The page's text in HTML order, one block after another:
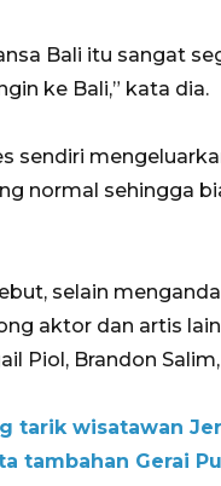
Bali itu sangat
ke Bali,” kata dia.
sendiri
normal sehingga
selain
aktor dan artis
Piol, Brandon
tarik wisatawan
tambahan Gerai